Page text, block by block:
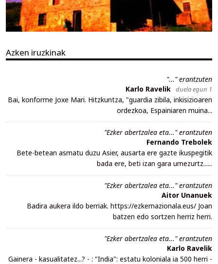
Azken iruzkinak
"..." erantzuten
Karlo Ravelik duela egun 1
Bai, konforme Joxe Mari. Hitzkuntza, "guardia zibila, inkisizioaren
ordezkoa, Espainiaren muina...
"Ezker abertzalea eta..." erantzuten
Fernando Trebolek
Bete-betean asmatu duzu Asier, ausarta ere gazte ikuspegitik
bada ere, beti izan gara umezurtz......
"Ezker abertzalea eta..." erantzuten
Aitor Unanuek
Badira aukera ildo berriak. https://ezkernazionala.eus/ Joan
batzen edo sortzen herriz herri.
"Ezker abertzalea eta..." erantzuten
Karlo Ravelik
Gainera - kasualitatez...? - : "India": estatu koloniala ia 500 herri -